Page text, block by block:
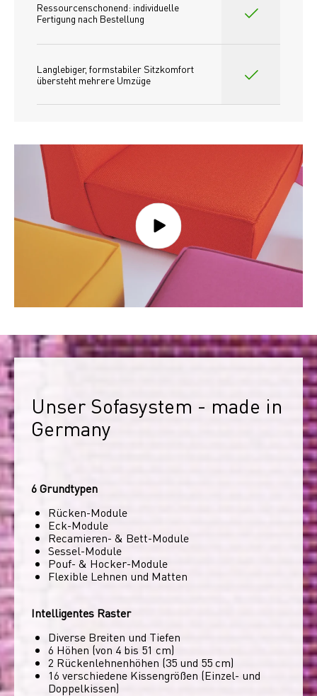
Ressourcenschonend: individuelle
Fertigung nach Bestellung
Langlebiger, formstabiler Sitzkomfort
übersteht mehrere Umzüge
Unser Sofasystem - made in
Germany
6 Grundtypen
Rücken-Module
Eck-Module
Recamieren- & Bett-Module
Sessel-Module
Pouf- & Hocker-Module
Flexible Lehnen und Matten
Intelligentes Raster
Diverse Breiten und Tiefen
6 Höhen (von 4 bis 51 cm)
2 Rückenlehnenhöhen (35 und 55 cm)
16 verschiedene Kissengrößen (Einzel- und
Doppelkissen)